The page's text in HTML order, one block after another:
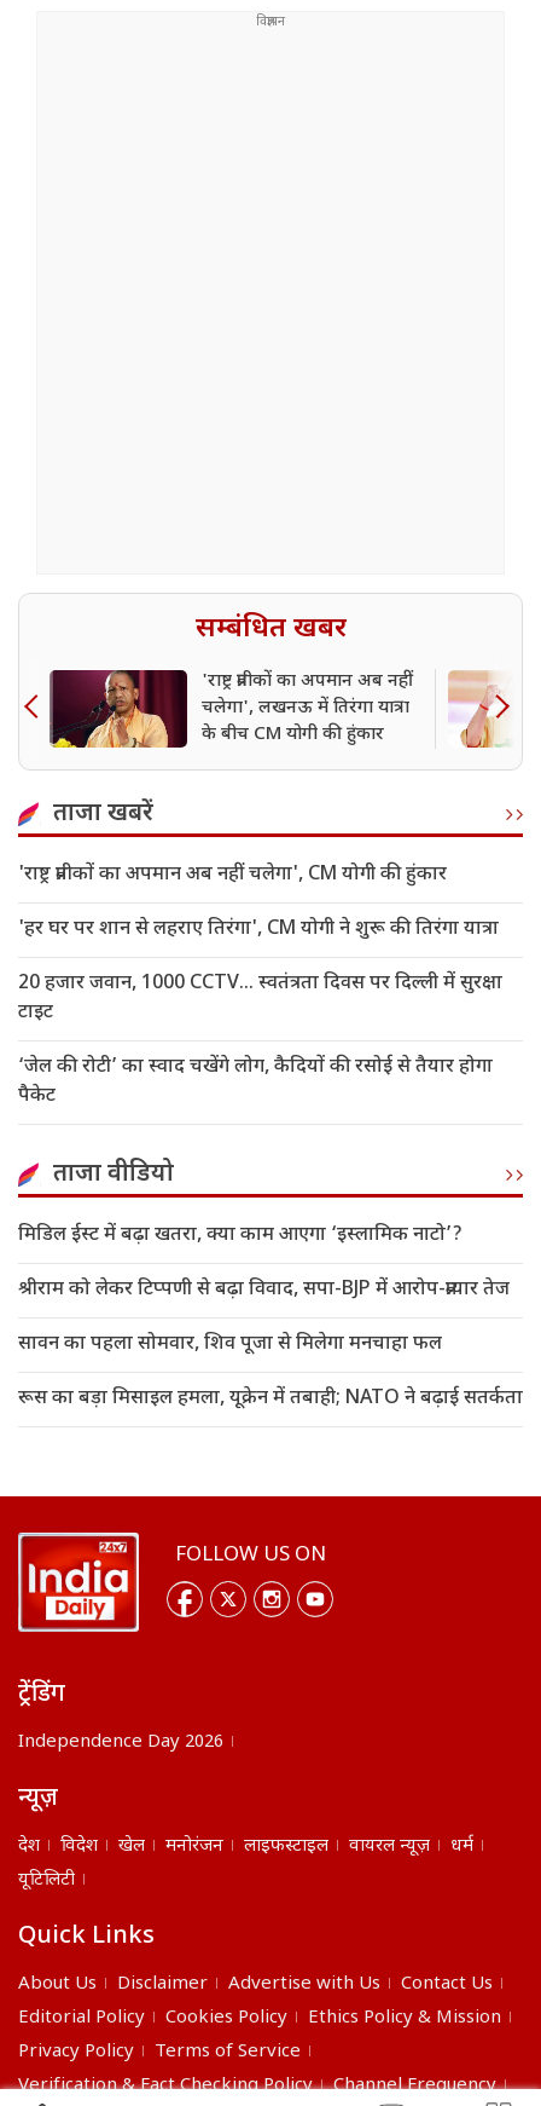
सम्बंधित खबर
'राष्ट्र प्रतीकों का अपमान अब नहीं
चलेगा', लखनऊ में तिरंगा यात्रा
के बीच CM योगी की हुंकार
ताजा खबरें
'राष्ट्र प्रतीकों का अपमान अब नहीं चलेगा', CM योगी की हुंकार
'हर घर पर शान से लहराए तिरंगा', CM योगी ने शुरू की तिरंगा यात्रा
20 हजार जवान, 1000 CCTV... स्वतंत्रता दिवस पर दिल्ली में सुरक्षा
टाइट
‘जेल की रोटी’ का स्वाद चखेंगे लोग, कैदियों की रसोई से तैयार होगा
पैकेट
ताजा वीडियो
मिडिल ईस्ट में बढ़ा खतरा, क्या काम आएगा ‘इस्लामिक नाटो’?
श्रीराम को लेकर टिप्पणी से बढ़ा विवाद, सपा-BJP में आरोप-प्रत्यार तेज
सावन का पहला सोमवार, शिव पूजा से मिलेगा मनचाहा फल
रूस का बड़ा मिसाइल हमला, यूक्रेन में तबाही; NATO ने बढ़ाई सतर्कता
FOLLOW US ON
ट्रेंडिंग
Independence Day 2026
न्यूज़
देश विदेश खेल मनोरंजन लाइफस्टाइल वायरल न्यूज़
धर्म
यूटिलिटी
Quick Links
About Us Disclaimer Advertise with Us
Contact Us
Editorial Policy
Cookies Policy
Ethics Policy & Mission
Privacy Policy
Terms of Service
Verification & Fact Checking Policy
Channel Frequency